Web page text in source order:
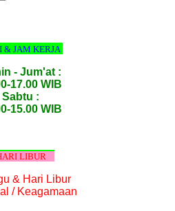
& JAM KERJA
- Jum'at :
17.00 WIB
Sabtu :
15.00 WIB
LIBUR
& Hari Libur
/ Keagamaan